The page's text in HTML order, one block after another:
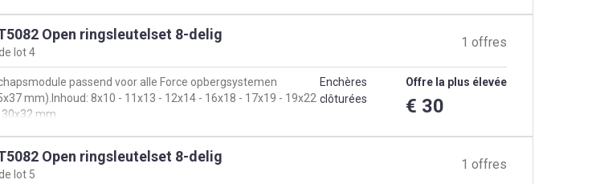
Open ringsleutelset 8-delig
lot4
1 offres
passend voor alle Force opbergsystemen
mm).Inhoud: 8x10 - 11x13 - 12x14 - 16x18 - 17x19 - 19x22
mm.
Enchères
clôturées
Offre la plus élevée
€ 30
Open ringsleutelset 8-delig
lot 5
1 offres